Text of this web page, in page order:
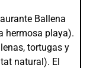
Ballena
hermosa playa).
tortugas y
natural). El